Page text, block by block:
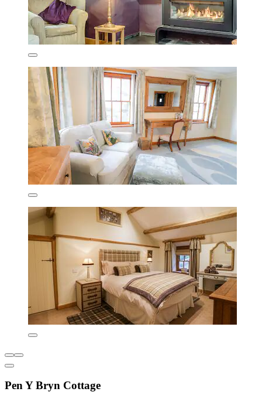
Pen Y Bryn Cottage